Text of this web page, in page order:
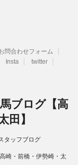
問合わせフォーム
Insta
twitter
ブログ【高
田】
タッフブログ
崎・前橋・伊勢崎・太